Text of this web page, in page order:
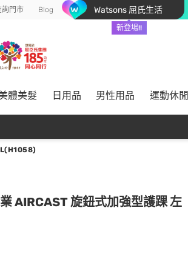
詢門市 Blog Watsons 屈氏生活
新登場!!
體美髮 日用品 男性用品 運動休閒
AIRCAST 旋鈕式加強型護踝 左